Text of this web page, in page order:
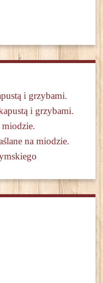
i grzybami.
i grzybami.
miodzie.
na miodzie.